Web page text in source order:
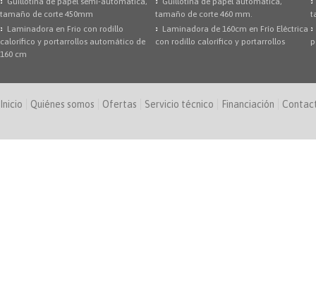
tamaño de corte 450mm
tamaño de corte 460 mm.
Laminadora en Frio con rodillo
calorífico y portarrollos automático de
160 cm
Laminadora de 160cm en Frío Eléctrica
con rodillo calorífico y portarrollos
Inicio Quiénes somos Ofertas Servicio técnico Financiación